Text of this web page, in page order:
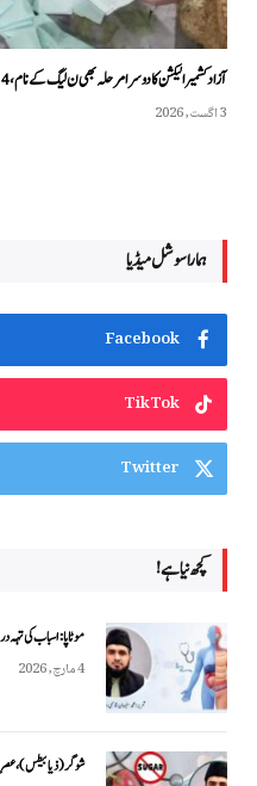
آزاد کشمیر الیکشن کا دوسرا مرحلہ بھی ن لیگ کے نام، 14 سیٹیں جیت لیں، پیپلزپارٹی کے 5 کامیاب
3 اگست, 2026
ہمارا سوشل میڈیا
Facebook
TikTok
Twitter
کچھ نیا ہے!
موٹاپا: اسباب کی
4 مارچ, 2026
شوگر (ذیابیطس)،